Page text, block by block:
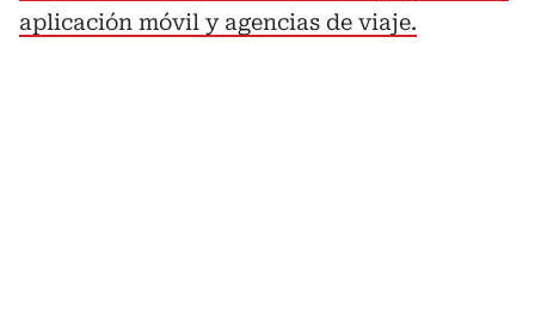
aplicación móvil y agencias de viaje.